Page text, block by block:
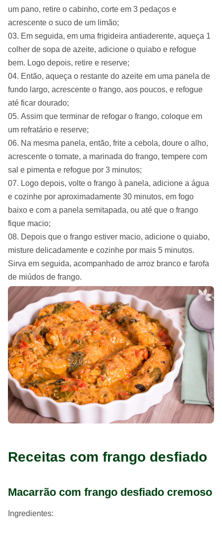
um pano, retire o cabinho, corte em 3 pedaços e
acrescente o suco de um limão;
Em seguida, em uma frigideira antiaderente, aqueça 1
colher de sopa de azeite, adicione o quiabo e refogue
bem. Logo depois, retire e reserve;
Então, aqueça o restante do azeite em uma panela de
fundo largo, acrescente o frango, aos poucos, e refogue
até ficar dourado;
Assim que terminar de refogar o frango, coloque em
um refratário e reserve;
Na mesma panela, então, frite a cebola, doure o alho,
acrescente o tomate, a marinada do frango, tempere com
sal e pimenta e refogue por 3 minutos;
Logo depois, volte o frango à panela, adicione a água
e cozinhe por aproximadamente 30 minutos, em fogo
baixo e com a panela semitapada, ou até que o frango
fique macio;
Depois que o frango estiver macio, adicione o quiabo,
misture delicadamente e cozinhe por mais 5 minutos.
Sirva em seguida, acompanhado de arroz branco e farofa
de miúdos de frango.
Receitas com frango desfiado
Macarrão com frango desfiado cremoso
Ingredientes: